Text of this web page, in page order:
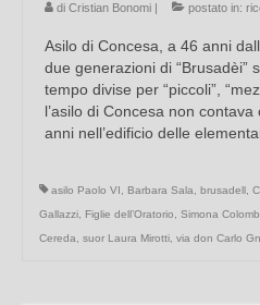
di Cristian Bonomi | postato in:
Asilo di Concesa, a 46 anni
due generazioni di “Brusadèi”
tempo divise per “piccoli”,
l’asilo di Concesa non
anni nell’edificio delle
asilo Paolo VI Barbara Sala brusadell
Gallazzi
Figlie dell’Oratorio Simona
Cereda
suor Laura Mirotti via don Carlo